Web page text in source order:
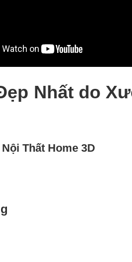
Nhất do
Thất Home 3D